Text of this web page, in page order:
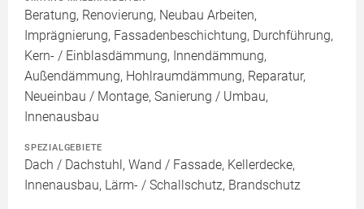
Beratung, Renovierung, Neubau Arbeiten,
Imprägnierung, Fassadenbeschichtung, Durchführung,
Kern- / Einblasdämmung, Innendämmung,
Außendämmung, Hohlraumdämmung, Reparatur,
Neueinbau / Montage, Sanierung / Umbau,
Innenausbau
SPEZIALGEBIETE
Dach / Dachstuhl, Wand / Fassade, Kellerdecke,
Innenausbau, Lärm- / Schallschutz, Brandschutz